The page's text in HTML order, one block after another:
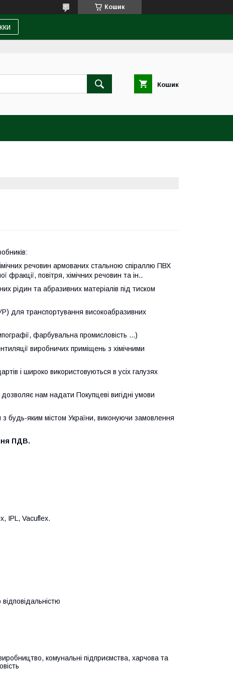
Кошик
Кошик
речовин армованих стальною спіраллю ПВХ
повітря, хімічних речовин та ін..
рідин та абразивних матеріалів під тиском
для транспортування високоабразивних
фарбувальна промисловість ...)
виробничих приміщень з хімічними
і широко використовуються в усіх галузях
нам надати Покупцеві вигідні умови
будь-яким містом України, виконуючи замовлення
ПДВ.
IPL, Vacuflex.
комунальні підприємства, харчова та